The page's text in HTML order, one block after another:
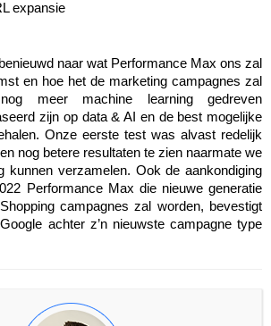
expansie
naar wat Performance Max ons zal
en hoe het de marketing campagnes zal
meer machine learning gedreven
zijn op data & AI en de best mogelijke
Onze eerste test was alvast redelijk
nog betere resultaten te zien naarmate we
kunnen verzamelen. Ook de aankondiging
Performance Max die nieuwe generatie
campagnes zal worden, bevestigt
achter z’n nieuwste campagne type